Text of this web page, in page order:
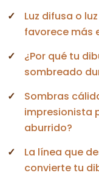
Luz difusa o
favorece más
¿Por qué tu
sombreado
Sombras
impresionista
aburrido?
La línea que
convierte tu